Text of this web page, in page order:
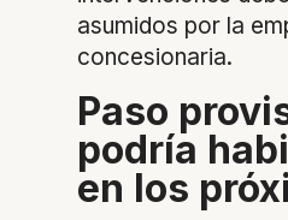
asumidos por la
concesionaria.
Paso
podría
en los